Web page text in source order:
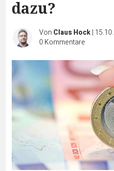
dazu?
Von Claus Hock|
0 Kommentare